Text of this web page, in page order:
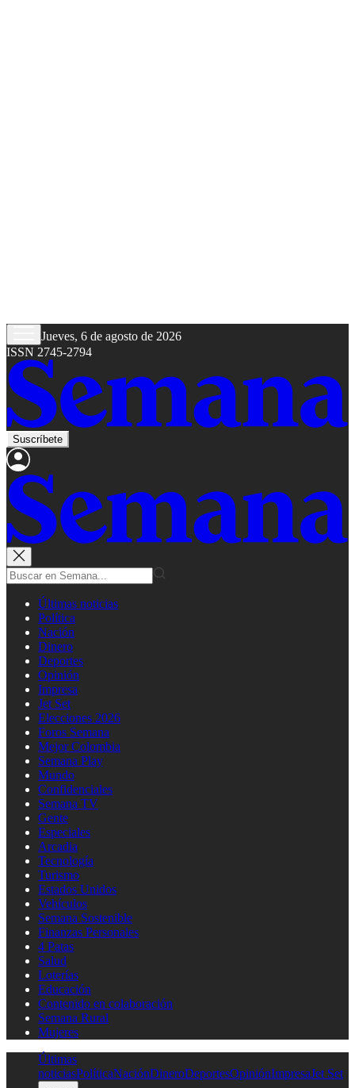
Jueves, 6 de agosto de 2026
ISSN 2745-2794
Suscríbete
Últimas noticias
Política
Nación
Dinero
Deportes
Opinión
Impresa
Jet Set
Elecciones 2026
Foros Semana
Mejor Colombia
Semana Play
Mundo
Confidenciales
Semana TV
Gente
Especiales
Arcadia
Tecnología
Turismo
Estados Unidos
Vehículos
Semana Sostenible
Finanzas Personales
4 Patas
Salud
Loterías
Educación
Contenido en colaboración
Semana Rural
Mujeres
Últimas
noticiasPolíticaNaciónDineroDeportesOpiniónImpresaJet Set